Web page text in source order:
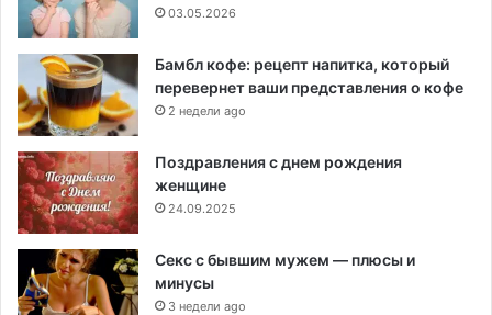
03.05.2026
Бамбл кофе: рецепт напитка, который
перевернет ваши представления о кофе
2 недели ago
Поздравления с днем рождения
женщине
24.09.2025
Секс с бывшим мужем — плюсы и
минусы
3 недели ago